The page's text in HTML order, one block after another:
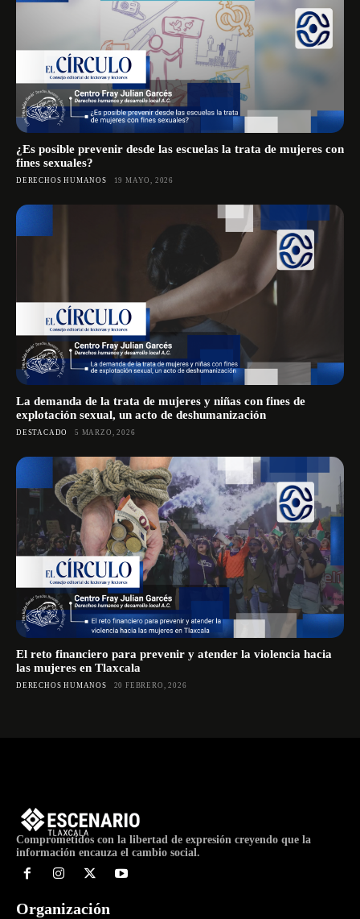
¿Es posible prevenir desde las escuelas la trata de mujeres con
fines sexuales?
DERECHOS HUMANOS 19 MAYO, 2026
La demanda de la trata de mujeres y niñas con fines de
explotación sexual, un acto de deshumanización
DESTACADO 5 MARZO, 2026
El reto financiero para prevenir y atender la violencia hacia
las mujeres en Tlaxcala
DERECHOS HUMANOS 20 FEBRERO, 2026
Comprometidos con la libertad de expresión creyendo que la
información encauza el cambio social.
Organización